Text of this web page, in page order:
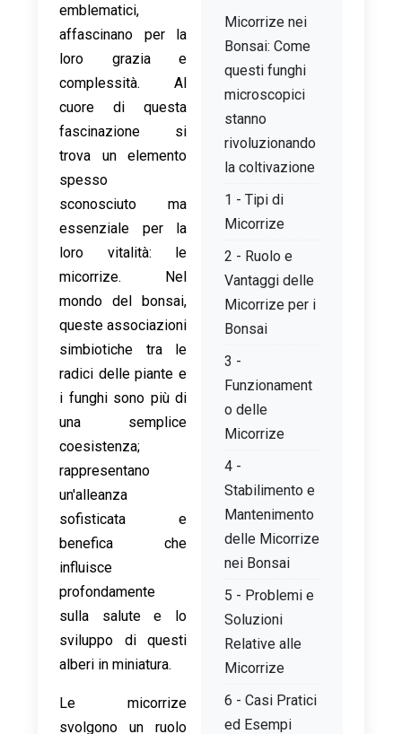
Micorrize nei
Bonsai: Come
questi funghi
microscopici
stanno
rivoluzionando
la coltivazione
1 - Tipi di
Micorrize
2 - Ruolo e
Vantaggi delle
Micorrize per i
Bonsai
3 -
Funzionament
o delle
Micorrize
4 -
Stabilimento e
Mantenimento
delle Micorrize
nei Bonsai
5 - Problemi e
Soluzioni
Relative alle
Micorrize
6 - Casi Pratici
ed Esempi
emblematici,
affascinano per la
loro grazia e
complessità. Al
cuore di questa
fascinazione si
trova un elemento
spesso
sconosciuto ma
essenziale per la
loro vitalità: le
micorrize. Nel
mondo del bonsai,
queste associazioni
simbiotiche tra le
radici delle piante e
i funghi sono più di
una semplice
coesistenza;
rappresentano
un'alleanza
sofisticata e
benefica che
influisce
profondamente
sulla salute e lo
sviluppo di questi
alberi in miniatura.
Le micorrize
svolgono un ruolo